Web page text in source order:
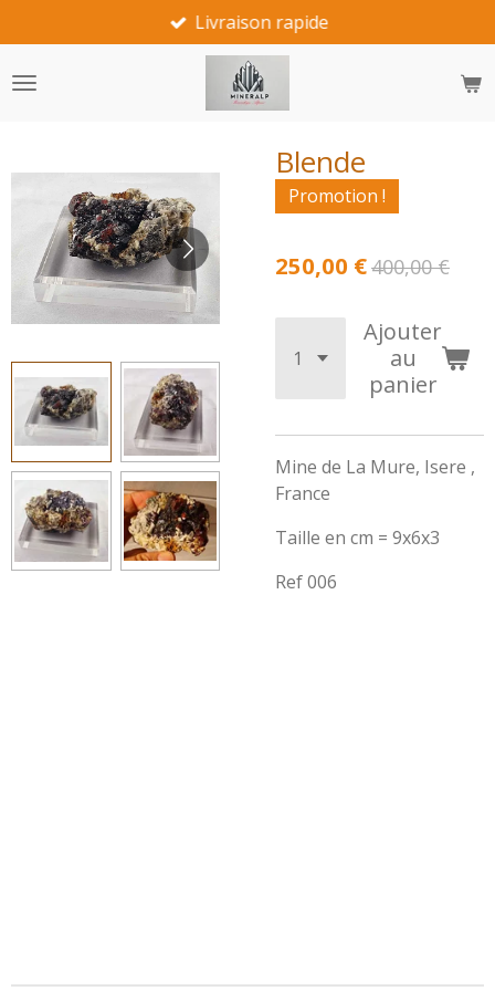
au
contenu
Livraison rapide
Blende
Promotion !
250,00 €400,00 €
Ajouter
au
panier
Mine de La Mure, Isere ,
France
Taille en cm = 9x6x3
Ref 006